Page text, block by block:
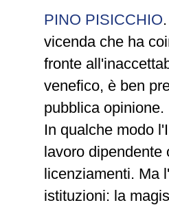
PINO PISICCHIO
vicenda che ha
fronte
venefico, è ben
pubblica opinione.
In qualche modo
lavoro dipendente
licenziamenti. Ma
istituzioni: la